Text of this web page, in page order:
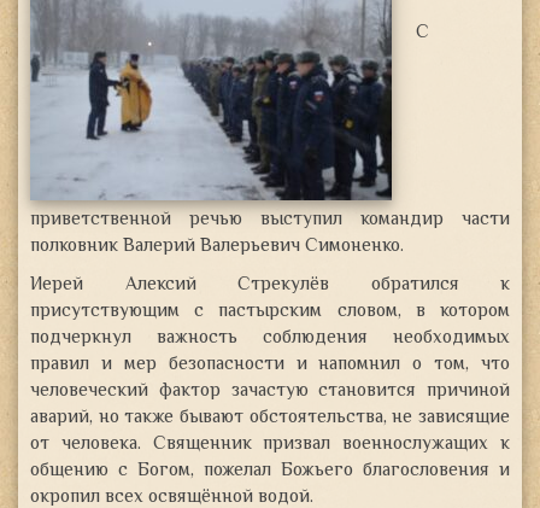
С
приветственной речью выступил командир части
полковник Валерий Валерьевич Симоненко.
Иерей Алексий Стрекулёв обратился к
присутствующим с пастырским словом, в котором
подчеркнул важность соблюдения необходимых
правил и мер безопасности и напомнил о том, что
человеческий фактор зачастую становится причиной
аварий, но также бывают обстоятельства, не зависящие
от человека. Священник призвал военнослужащих к
общению с Богом, пожелал Божьего благословения и
окропил всех освящённой водой.